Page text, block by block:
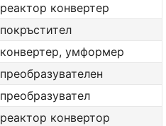
реактор конвертер
покръстител
конвертер, умформер
преобразувателен
преобразувател
реактор конвертор